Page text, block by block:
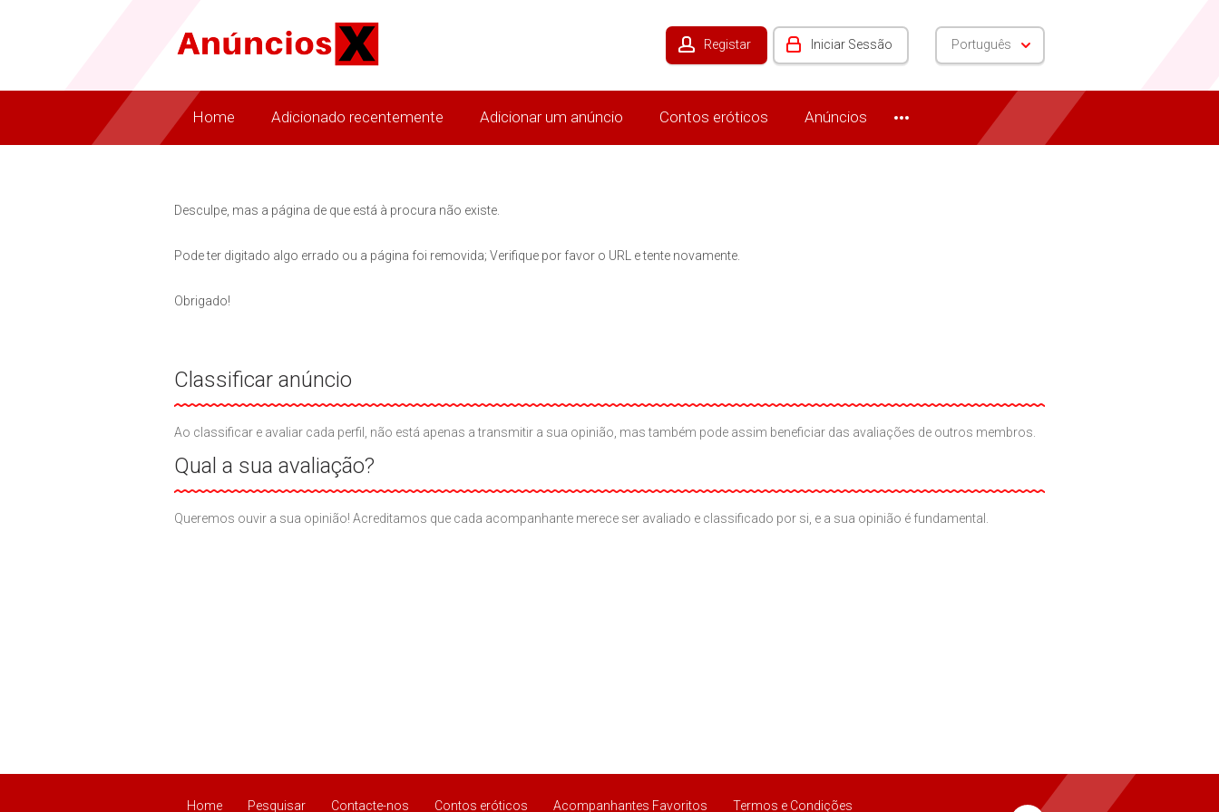
Registar Iniciar Sessão Português
Home Adicionado recentemente Adicionar um anúncio Contos eróticos Anúncios
Desculpe, mas a página de que está à procura não existe.
Pode ter digitado algo errado ou a página foi removida; Verifique por favor o URL e tente novamente.
Obrigado!
Classificar anúncio
Ao classificar e avaliar cada perfil, não está apenas a transmitir a sua opinião, mas também pode assim beneficiar das avaliações de outros membros.
Qual a sua avaliação?
Queremos ouvir a sua opinião! Acreditamos que cada acompanhante merece ser avaliado e classificado por si, e a sua opinião é fundamental.
Home Pesquisar Contacte-nos Contos eróticos Acompanhantes Favoritos Termos e Condições